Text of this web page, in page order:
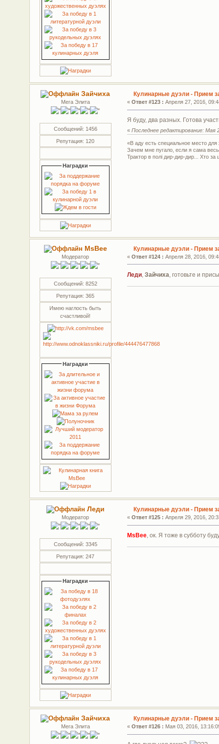
Зайчиха
Мега Элита
Сообщений: 1456
Репутация: 120
Наградки
Кулинарные дуэли - Прием
«Ответ #123 : Апреля 27, 2016,
Я буду, два разных. Готова
«Последнее редактирование: Мая
«В аду есть специальное место
Зачем мне пугало, если я сама
Трактор в полі дир-дир-дир... Хто
MsBee
Модератор
Сообщений: 8252
Репутация: 365
Имею наглость быть
счастливой!
Наградки
Кулинарные дуэли - Прием
«Ответ #124 : Апреля 28, 2016,
Леди ,Зайчиха , готовьте и
Леди
Модератор
Сообщений: 3345
Репутация: 247
Наградки
Кулинарные дуэли - Прием
«Ответ #125 : Апреля 29, 2016,
MsBee, ок. Я тоже в субботу
Зайчиха
Мега Элита
Кулинарные дуэли - Прием
«Ответ #126 : Мая 03, 2016,